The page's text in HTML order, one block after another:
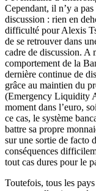
Cependant, il n’y a
discussion : rien en
difficulté pour Alexis
de se retrouver dans
cadre de discussion. A
comportement de la
dernière continue de
grâce au maintien du
(Emergency Liquidity
moment dans l’euro,
ce cas, le système
battre sa propre
sur une sortie de facto
conséquences
tout cas dures pour le
Toutefois, tous les